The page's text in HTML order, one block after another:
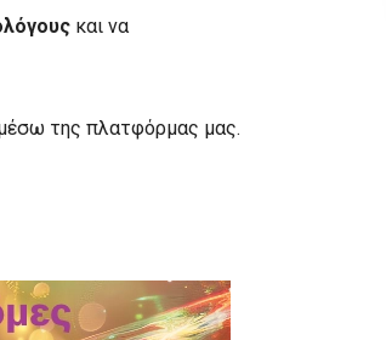
και να
της πλατφόρμας μας.